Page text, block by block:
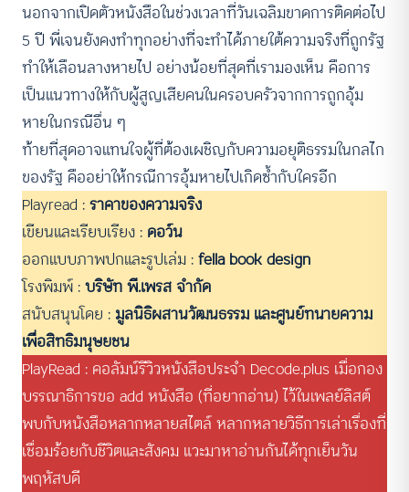
นอกจากเปิดตัวหนังสือในช่วงเวลาที่วันเฉลิมขาดการติดต่อไป
5 ปี พี่เจนยังคงทำทุกอย่างที่จะทำได้ภายใต้ความจริงที่ถูกรัฐ
ทำให้เลือนลางหายไป อย่างน้อยที่สุดที่เรามองเห็น คือการ
เป็นแนวทางให้กับผู้สูญเสียคนในครอบครัวจากการถูกอุ้ม
หายในกรณีอื่น ๆ
ท้ายที่สุดอาจแทนใจผู้ที่ต้องเผชิญกับความอยุติธรรมในกลไก
ของรัฐ คืออย่าให้กรณีการอุ้มหายไปเกิดซ้ำกับใครอีก
Playread :ราคาของความจริง
เขียนและเรียบเรียง : ดอว์น
ออกแบบภาพปกและรูปเล่ม :fella book design
โรงพิมพ์ :บริษัท พี.เพรส จำกัด
สนับสนุนโดย : มูลนิธิผสานวัฒนธรรม และศูนย์ทนายความ
เพื่อสิทธิมนุษยชน
PlayRead : คอลัมน์รีวิวหนังสือประจำ Decode.plus เมื่อกอง
บรรณาธิการขอ add หนังสือ (ที่อยากอ่าน) ไว้ในเพลย์ลิสต์
พบกับหนังสือหลากหลายสไตล์ หลากหลายวิธีการเล่าเรื่องที่
เชื่อมร้อยกับชีวิตและสังคม แวะมาหาอ่านกันได้ทุกเย็นวัน
พฤหัสบดี